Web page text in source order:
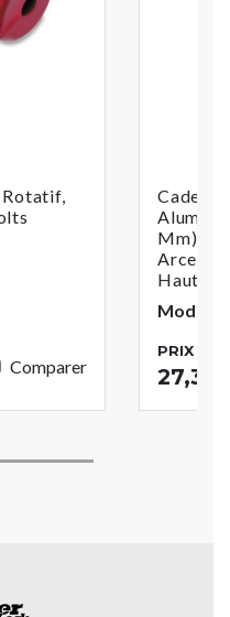
Comparer
Mm) De
Arceau
Modèle
PRIX DE
27,37